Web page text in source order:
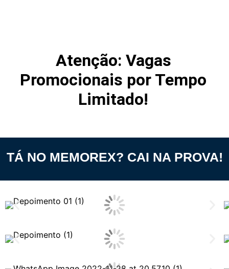
Atenção: Vagas
Promocionais por Tempo
Limitado!
TÁ NO MEMOREX? CAI NA PROVA!